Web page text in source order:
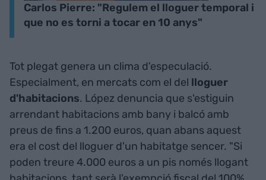
Carlos Pierre: "Regulem el lloguer temporal i
que no es torni a tocar en 10 anys"
Tot plegat genera un clima d'especulació.
Especialment, en mercats com el del lloguer
d'habitacions. López denuncia que s'estiguin
arrendant habitacions amb bany i balcó amb
preus de fins a 1.200 euros, quan abans aquest
era el cost del lloguer d'un habitatge sencer. "Si
poden treure 4.000 euros a un pis només llogant